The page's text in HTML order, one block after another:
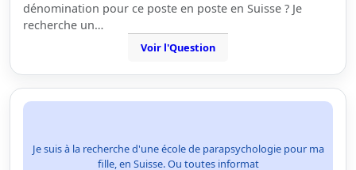
dénomination pour ce poste en poste en Suisse ? Je
recherche un…
Voir l'Question
Je suis à la recherche d'une école de parapsychologie pour ma
fille, en Suisse. Ou toutes informat